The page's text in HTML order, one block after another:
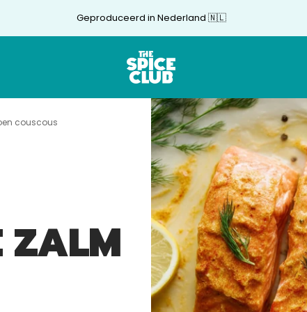
Geproduceerd in Nederland 🇳🇱
The
Spice
couscous
ZALM